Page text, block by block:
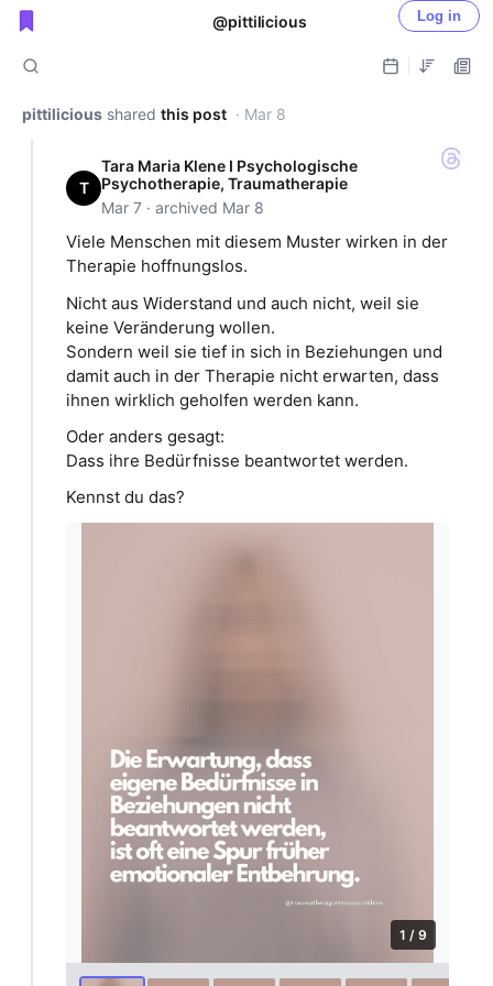
@pittilicious Log in
Public shared posts
pittilicious shared this post · Mar 8
T
Tara Maria Klene I Psychologische
Psychotherapie, Traumatherapie
Mar 7 · archived Mar 8
Viele Menschen mit diesem Muster wirken in der
Therapie hoffnungslos.
Nicht aus Widerstand und auch nicht, weil sie
keine Veränderung wollen.
Sondern weil sie tief in sich in Beziehungen und
damit auch in der Therapie nicht erwarten, dass
ihnen wirklich geholfen werden kann.
Oder anders gesagt:
Dass ihre Bedürfnisse beantwortet werden.
Kennst du das?
1 / 9